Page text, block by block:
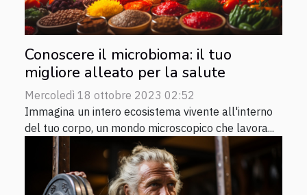
Conoscere il microbioma: il tuo
migliore alleato per la salute
Mercoledì 18 ottobre 2023 02:52
Immagina un intero ecosistema vivente all'interno
del tuo corpo, un mondo microscopico che lavora...